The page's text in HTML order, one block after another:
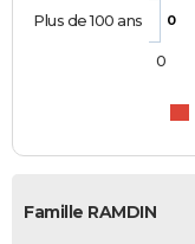
0
Plus de 100 ans
0
Famille RAMDIN